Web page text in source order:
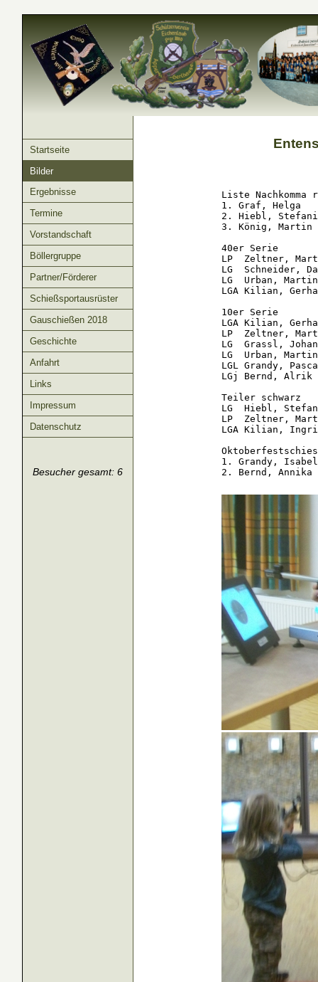
Startseite
Bilder
Ergebnisse
Termine
Vorstandschaft
Böllergruppe
Partner/Förderer
Schießsportausrüster
Gauschießen 2018
Geschichte
Anfahrt
Links
Impressum
Datenschutz
Besucher gesamt: 6
Liste
1. Graf, Helga
2. Hiebl,
3. König,
40er Serie
LP  Zeltner,
LG  Schneider,
LG  Urban,
LGA Kilian,
10er Serie
LGA Kilian,
LP  Zeltner,
LG  Grassl,
LG  Urban,
LGL Grandy,
LGj Bernd,
Teiler schwarz
LG  Hiebl,
LP  Zeltner,
LGA Kilian,
1. Grandy,